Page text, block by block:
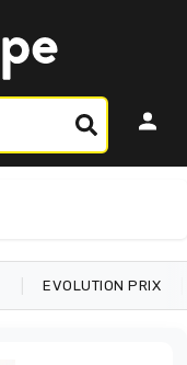
EVOLUTION PRIX